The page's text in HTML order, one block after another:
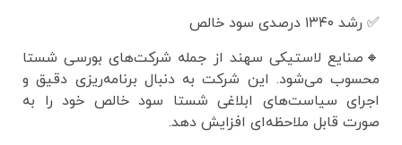
✅ رشد ۱۳۴۰ درصدی سود خالص
🔸صنایع لاستیکی سهند از جمله شرکت‌های بورسی شستا
محسوب می‌شود. این شرکت به دنبال برنامه‌ریزی دقیق و
اجرای سیاست‌های ابلاغی شستا سود خالص خود را به
صورت قابل ملاحظه‌ای افزایش دهد.